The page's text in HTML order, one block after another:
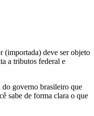
(importada) deve ser objeto
a tributos federal e
governo brasileiro que
sabe de forma clara o que